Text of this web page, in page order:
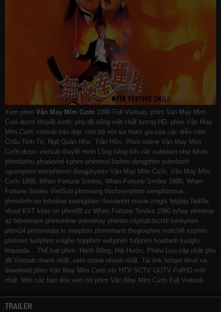
Xem phim Vận May Mỉm Cười 1990 Full Vietsub, phim Van May Mim
Cuoi được thuyết minh, phụ đề tiếng việt chất lượng HD, phim Vận May
Mỉm Cười vietsub bản đẹp, trọn bộ với sự tham gia của các diễn viên:
Châu Tinh Trì, Ngô Quân Như, Trần Hữu. Phim online Vận May Mỉm
Cười được vietsub thuyết minh Lồng tiếng bởi các subteam như bilutv
phimbathu phudeviet kphim phimmoi biphim dongphim subnhanh
nguonphim xemphimvn dongphymtv Vận May Mỉm Cười, Vận May Mỉm
Cười 1990, When Fortune Smiles, When Fortune Smiles 1990, When
Fortune Smiles VietSub phimvang thichxemphim xemphimxua
phimdinhcao hdonline xuongphim thuvienhd movie zingtv fptplay Netflix
vkool KST kites vn phim88 zz When Fortune Smiles 1990 tvhay phimhay
az hdvietnam phimonline animehay phimbo cliphub bichill kenhphim
phim14 phimmedia tv motphim phimnhanh thegioiphim motchill ssphim
phimnet luotphim vuighe hopphim webphim fullphim hoathinh kungfu
hhpanda ... Thể loại phim: Hành Động, Hài Hước, Phiêu Lưu cập nhật phụ
đề Vietsub nhanh nhất, xem online nhanh nhất. Tải link fshare drive và
download phim Vận May Mỉm Cười vtv HTV SCTV GOTV FullHD mới
nhất. Mời các bạn đón xem bộ phim Vận May Mỉm Cười Full Vietsub
TRAILER